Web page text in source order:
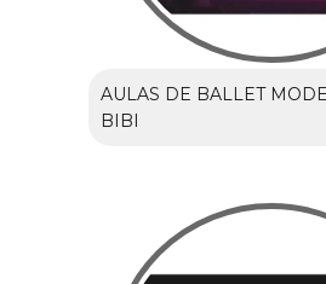
AULAS DE BALLET
BIBI